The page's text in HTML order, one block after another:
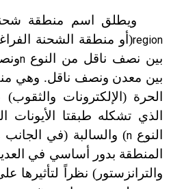
ويطلق اسم منطقة
region(أو منطقة الشحنة
بين نصف ناقل من النوعn
بين معدن ونصف ناقل. وهي
الحرة (الإلكترونات
الذي تشكله طبقتا
النوعn) والسالبة (في الجانب
المنطقة بدور أساسي في
والترانزستور) نظراً لتأثيرها